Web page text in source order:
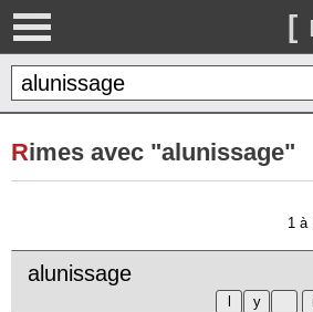
[
Rimes avec "alunissage"
1 à
alunissage